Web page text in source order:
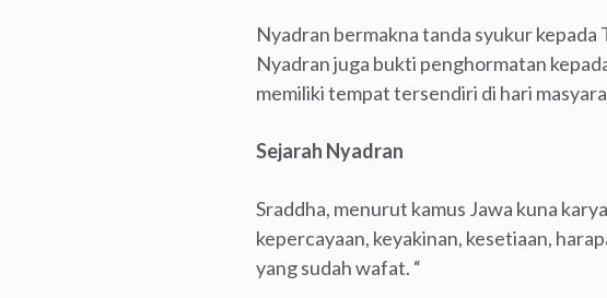
Nyadran bermakna tanda syukur kepada
Nyadran juga bukti penghormatan
memiliki tempat tersendiri di hari
Sejarah Nyadran
Sraddha, menurut kamus Jawa kuna
kepercayaan, keyakinan, kesetiaan,
yang sudah wafat. “